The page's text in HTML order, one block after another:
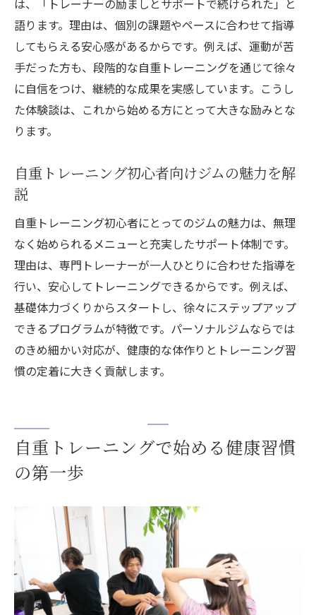
自重トレーニングが続くジムの選び方ガイ
ド
初心者が失敗しないジム選びのポイント解
説
一宮のパーソナルジムで続けるための工夫
自重トレーニングで長く通えるジムの特徴
パーソナルジムの口コミから見る信頼でき
る特徴
サポートが充実したジムが選ばれる理由
一宮で話題のパーソナルジムのサポート体
制
実際の口コミでわかる自重トレーニング効
果
初心者も安心できるサポート内容を徹底解
パーソナルジム利用者の満足度が高い理由
自重トレーニングで叶える理想の体作り
パーソナルジムで目指す理想の体作りのコ
自重トレーニングで健康的にボディメイク
初心者が理想の体を手にするトレーニング
術
パーソナルジムで無理なく続ける体作り方
法
語ります。理由は、個別の課題やペースに合わせて指導
してもらえる安心感があるからです。例えば、運動が苦
手だった方も、段階的な自重トレーニングを通じて徐々
に自信をつけ、継続的な成果を実感しています。こうし
た体験談は、これから始める方にとって大きな励みとな
ります。
自重トレーニング初心者向けジムの魅力を解
説
自重トレーニング初心者にとってのジムの魅力は、無理
なく始められるメニューと充実したサポート体制です。
理由は、専門トレーナーが一人ひとりに合わせた指導を
行い、安心してトレーニングできるからです。例えば、
基礎体力づくりからスタートし、徐々にステップアップ
できるプログラムが特徴です。パーソナルジムならでは
のきめ細かい対応が、健康的な体作りとトレーニング習
慣の定着に大きく貢献します。
自重トレーニングで始める健康習慣
の第一歩